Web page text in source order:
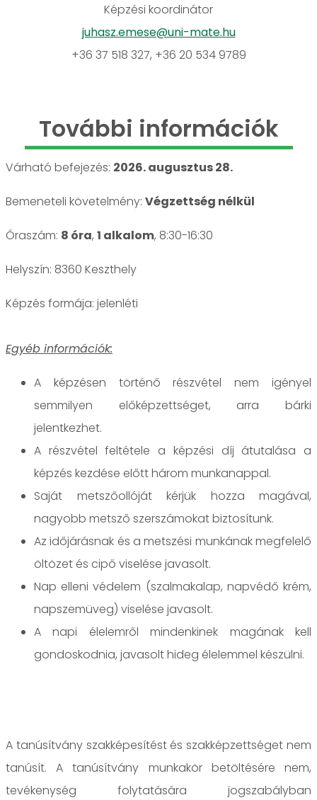
Képzési koordinátor
juhasz.emese@uni-mate.hu
+36 37 518 327, +36 20 534 9789
További információk
Várható befejezés: 2026. augusztus 28.
Bemeneteli követelmény: Végzettség nélkül
Óraszám: 8 óra, 1 alkalom, 8:30-16:30
Helyszín: 8360 Keszthely
jelenléti
Egyéb információk:
A képzésen történő részvétel nem igényel
semmilyen előképzettséget, arra bárki
jelentkezhet.
A részvétel feltétele a képzési díj átutalása a
képzés kezdése előtt három munkanappal.
Saját metszőollóját kérjük hozza magával,
nagyobb metsző szerszámokat biztosítunk.
Az időjárásnak és a metszési munkának megfelelő
öltözet és cipő viselése javasolt.
Nap elleni védelem (szalmakalap, napvédő krém,
napszemüveg) viselése javasolt.
A napi élelemről mindenkinek magának kell
gondoskodnia, javasolt hideg élelemmel készülni.
A tanúsítvány szakképesítést és szakképzettséget nem
tanúsít. A tanúsítvány munkakör betöltésére nem,
tevékenység folytatására jogszabályban